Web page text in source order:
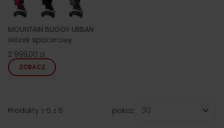
MOUNTAIN BUGGY URBAN
wózek spacerowy
2 999,00 zł
ZOBACZ
Produkty 1-5 z 5
pokaż: